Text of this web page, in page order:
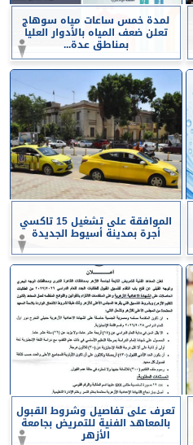
لمدة خمس ساعات مياه سوهاج
تعلن ضعف المياه بالأدوار العليا
بمناطق عدة...
الموافقة على تشغيل 15 تاكسي
أجرة بمدينة أسيوط الجديدة
تعرف على تفاصيل وشروط القبول
بالمعاهد الفنية للتمريض بجامعة
الأزهر